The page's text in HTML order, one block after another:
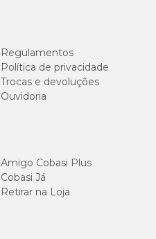
Regulamentos
Política de privacidade
Trocas e devoluções
Ouvidoria
Amigo Cobasi Plus
Cobasi Já
Retirar na Loja